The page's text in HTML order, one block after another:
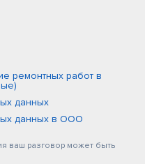
ремонтных работ в
данных
данных в ООО
ваш разговор может быть